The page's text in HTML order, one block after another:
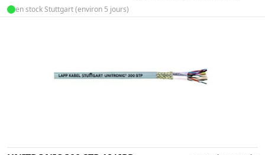
en stock Stuttgart (environ 5 jours)